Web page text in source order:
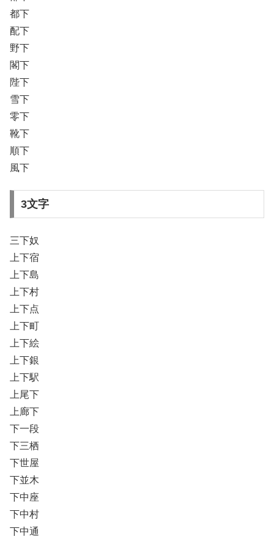
都下
配下
野下
閣下
陛下
雪下
零下
靴下
順下
風下
3文字
三下奴
上下宿
上下島
上下村
上下点
上下町
上下絵
上下銀
上下駅
上尾下
上廊下
下一段
下三栖
下世屋
下並木
下中座
下中村
下中通